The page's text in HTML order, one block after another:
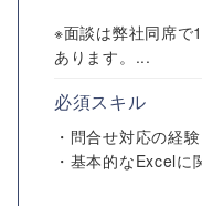
※面談は弊社同席で
あります。...
必須スキル
・問合せ対応の経験
・基本的なExcelに